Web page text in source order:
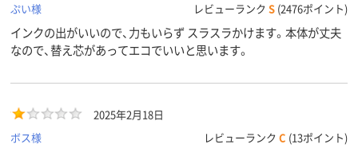
ぷい様
レビューランク S (2476ポイント)
インクの出がいいので、力もいらず スラスラかけます。本体が丈夫
なので、替え芯があってエコでいいと思います。
2025年2月18日
ボス様
レビューランク C (13ポイント)